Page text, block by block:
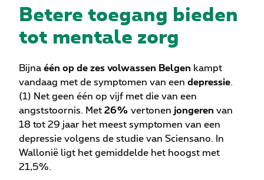
Betere toegang bieden
tot mentale zorg
Bijna één op de zes volwassen Belgen kampt
vandaag met de symptomen van een depressie.
(1) Net geen één op vijf met die van een
angststoornis. Met 26% vertonen jongeren van
18 tot 29 jaar het meest symptomen van een
depressie volgens de studie van Sciensano. In
Wallonië ligt het gemiddelde het hoogst met
21,5%.